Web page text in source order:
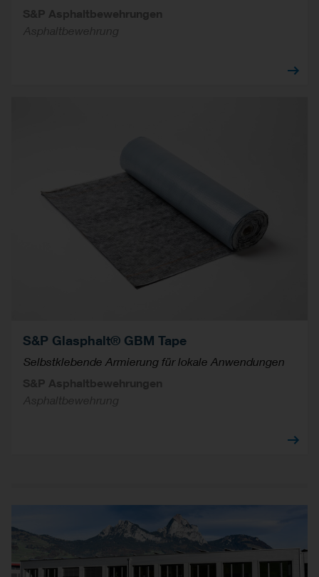
S&P Asphaltbewehrungen
Asphaltbewehrung
S&P Glasphalt® GBM Tape
Selbstklebende Armierung für lokale Anwendungen
S&P Asphaltbewehrungen
Asphaltbewehrung